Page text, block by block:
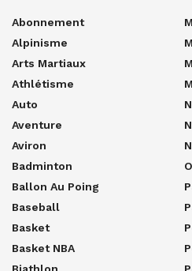
Abonnement
Alpinisme
Arts Martiaux
Athlétisme
Auto
Aventure
Aviron
Badminton
Ballon Au Poing
Baseball
Basket
Basket NBA